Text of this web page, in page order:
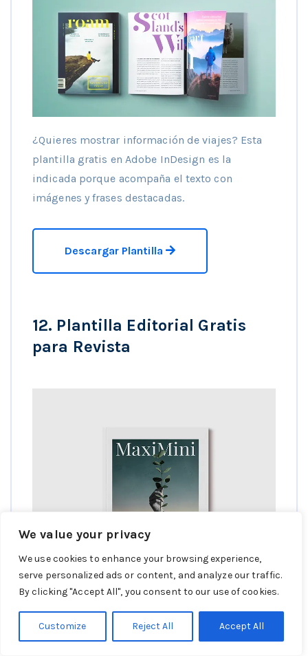
We value your privacy
We use cookies to enhance your browsing experience,
serve personalized ads or content, and analyze our traffic.
By clicking "Accept All", you consent to our use of cookies.
Customize Reject All Accept All
¿Quieres mostrar información de viajes? Esta
plantilla gratis en Adobe InDesign es la
indicada porque acompaña el texto con
imágenes y frases destacadas.
Descargar Plantilla
12. Plantilla Editorial Gratis
para Revista